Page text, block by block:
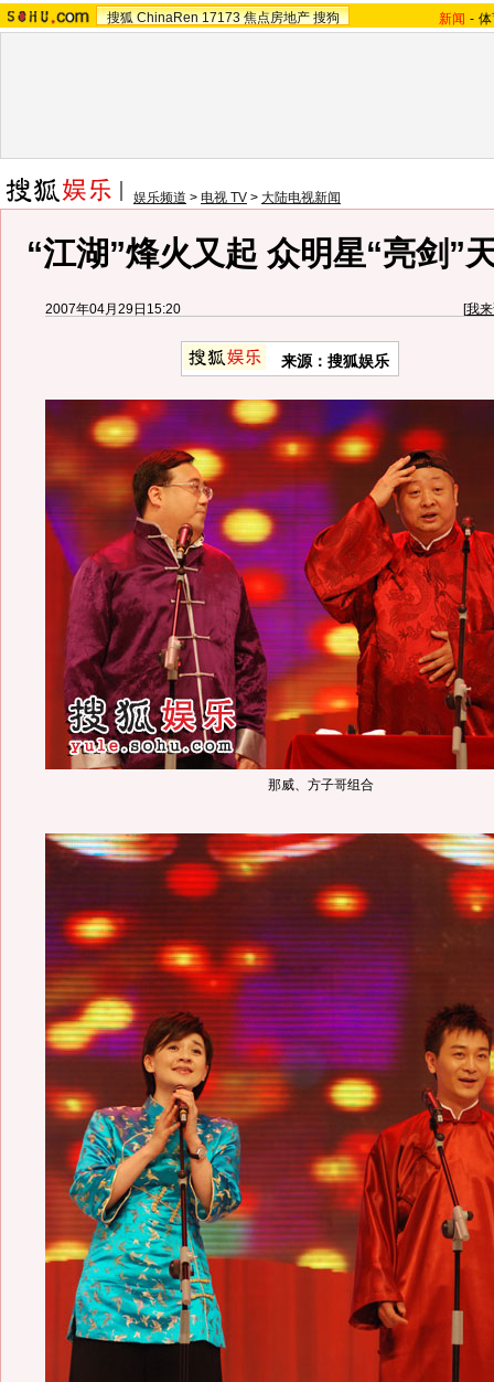
搜狐 ChinaRen 17173 焦点房地产 搜狗 新闻 -
娱乐频道 > 电视 TV > 大陆电视新闻
“江湖”烽火又起 众明星“亮剑”
2007年04月29日15:20 [我
来源：搜狐娱乐
那威、方子哥组合